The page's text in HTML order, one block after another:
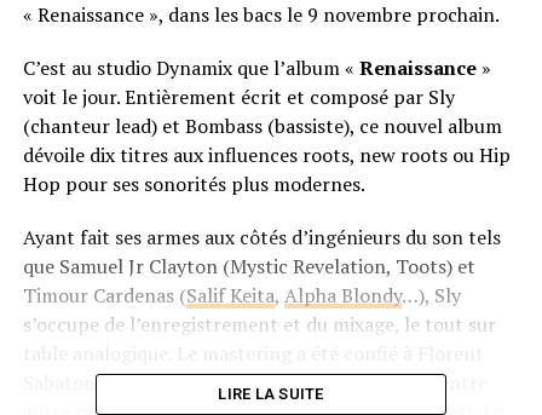
« Renaissance », dans les bacs le 9 novembre prochain.
C’est au studio Dynamix que l’album « Renaissance»
voit le jour. Entièrement écrit et composé par Sly
(chanteur lead) et Bombass (bassiste), ce nouvel album
dévoile dix titres aux influences roots, new roots ou Hip
Hop pour ses sonorités plus modernes.
Ayant fait ses armes aux côtés d’ingénieurs du son tels
que Samuel Jr Clayton (Mystic Revelation, Toots) et
Timour Cardenas (Salif Keita, Alpha Blondy…), Sly
s’occupe de l’enregistrement et du mixage, le tout sur
Sabaton de chez Color Sound, lequel a travaillé entre
LIRE LA SUITE